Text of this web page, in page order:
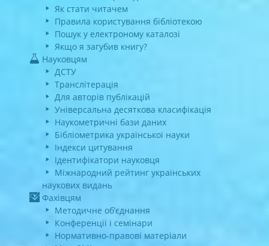
Як стати читачем
Правила користування бібліотекою
Пошук у електроному каталозі
Якщо я загубив книгу?
Науковцям
ДСТУ
Транслітерація
Для авторів публікацій
Універсальна десяткова класифікація
Наукометричні бази даних
Бібліометрика української науки
Індекси цитування
Ідентифікатори науковця
Міжнародний рейтинг українських
наукових видань
Фахівцям
Методичне об’єднання
Конференції і семінари
Нормативно-правові матеріали